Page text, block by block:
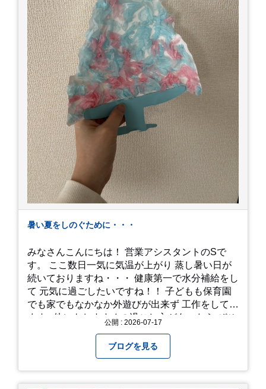
暑い夏をしのぐために・・・
みなさんこんにちは！ 営業アシスタントのSで
す。 ここ数日一気に気温が上がり 蒸し暑い日が
続いておりますね・・・ 健康第一で水分補給をし
て 元気に過ごしたいですね！！ 子どもも保育園
でも家でもなかなか外遊びが出来ず 工作をしてい
ます♪ 他にもおすすめの過ごし方があったら ぜひ
公開 : 2026-07-17
ブログを見る